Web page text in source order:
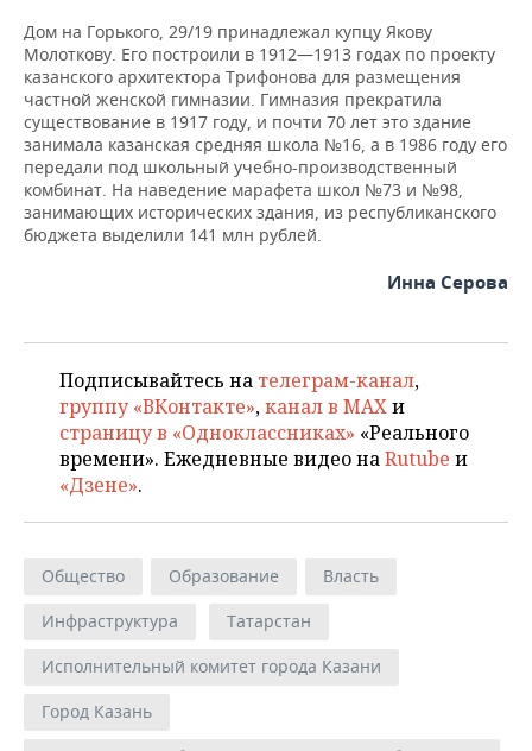
Дом на Горького, 29/19 принадлежал купцу Якову
Молоткову. Его построили в 1912—1913 годах по проекту
казанского архитектора Трифонова для размещения
частной женской гимназии. Гимназия прекратила
существование в 1917 году, и почти 70 лет это здание
занимала казанская средняя школа №16, а в 1986 году его
передали под школьный учебно-производственный
комбинат. На наведение марафета школ №73 и №98,
занимающих исторических здания, из республиканского
бюджета выделили 141 млн рублей.
Инна Серова
Подписывайтесь на телеграм-канал,
группу «ВКонтакте»,канал в MAXи
страницу в «Одноклассниках» «Реального
времени». Ежедневные видео наRutube и
«Дзене».
Общество Образование
Власть
Инфраструктура
Татарстан
Исполнительный комитет города Казани
Город Казань